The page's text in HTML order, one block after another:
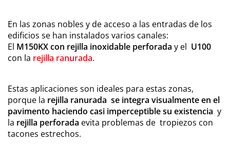
En las zonas nobles y de acceso a las entradas de los
edificios se han instalados varios canales:
El M150KX con rejilla inoxidable perforada y el U100
con la rejilla ranurada.
Estas aplicaciones son ideales para estas zonas,
porque la rejilla ranurada se integra visualmente en el
pavimento haciendo casi imperceptible su existencia y
la rejilla perforada evita problemas de tropiezos con
tacones estrechos.